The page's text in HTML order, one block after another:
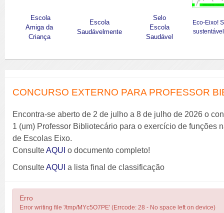
Escola
Amiga da
Criança
Escola
Saudávelmente
Selo
Escola
Saudável
Eco-Eixo!
CONCURSO EXTERNO PARA PROFESSOR
Encontra-se aberto de 2 de julho a 8 de julho de 2026 o
1 (um) Professor Bibliotecário para o exercício de funções
de Escolas Eixo.
ConsulteAQUI o documento completo!
ConsulteAQUI a lista final de classificação
Erro
Error writing file '/tmp/MYc5O7PE' (Errcode: 28 - No space left on device)